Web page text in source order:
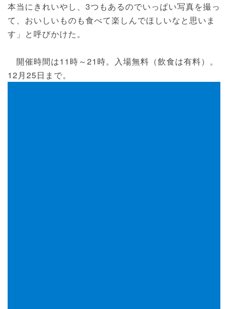
本当にきれいやし、3つもあるのでいっぱい写真を撮っ
て、おいしいものも食べて楽しんでほしいなと思いま
す」と呼びかけた。
開催時間は11時～21時。入場無料（飲食は有料）。
12月25日まで。